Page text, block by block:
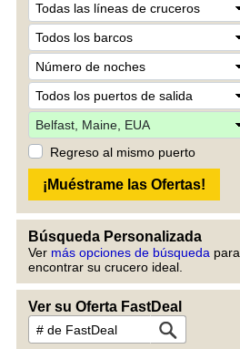
Regreso al mismo puerto
Búsqueda Personalizada
Ver más opciones de búsqueda para
encontrar su crucero ideal.
Ver su Oferta FastDeal